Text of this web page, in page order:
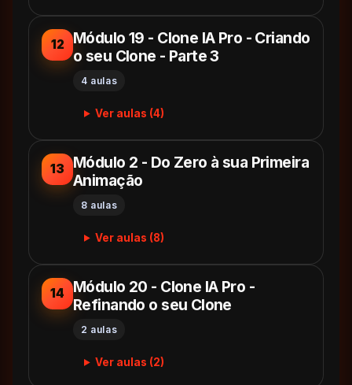
12
Módulo 19 - Clone IA Pro - Criando
o seu Clone - Parte 3
4 aulas
Ver aulas (4)
13
Módulo 2 - Do Zero à sua Primeira
Animação
8 aulas
Ver aulas (8)
14
Módulo 20 - Clone IA Pro -
Refinando o seu Clone
2 aulas
Ver aulas (2)